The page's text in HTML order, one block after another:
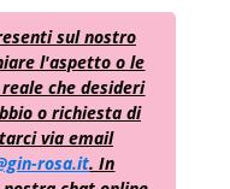
sul nostro
l'aspetto o le
che desideri
o richiesta di
via email
rosa.it. In